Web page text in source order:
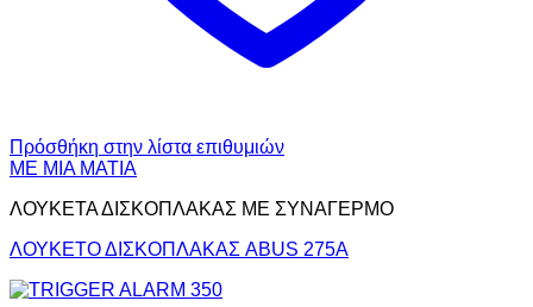
Πρόσθήκη στην λίστα επιθυμιών
ΜΕ ΜΙΑ ΜΑΤΙΑ
ΛΟΥΚΕΤΑ ΔΙΣΚΟΠΛΑΚΑΣ ΜΕ ΣΥΝΑΓΕΡΜΟ
ΛΟΥΚΕΤΟ ΔΙΣΚΟΠΛΑΚΑΣ ABUS 275Α